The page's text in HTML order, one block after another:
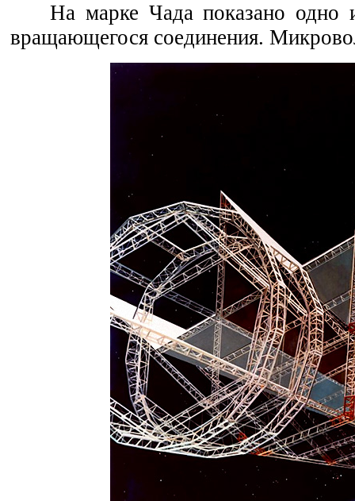
На марке Чада показано одно
вращающегося соединения.